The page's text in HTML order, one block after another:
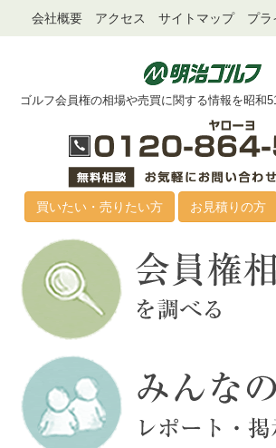
会社概要 アクセス サイトマップ プラ
ゴルフ会員権の相場や売買に関する情報を昭和
買いたい・売りたい方 お見積りの方